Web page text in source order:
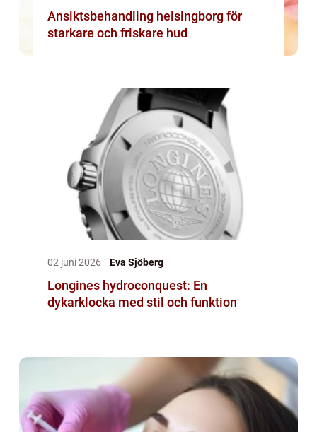
Ansiktsbehandling helsingborg för
starkare och friskare hud
02 juni 2026 Eva Sjöberg
Longines hydroconquest: En
dykarklocka med stil och funktion